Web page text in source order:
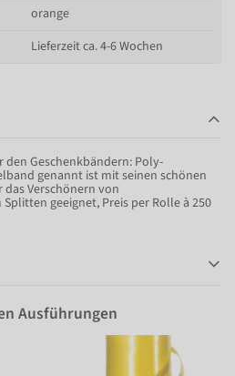
orange
Lieferzeit ca. 4-6 Wochen
Geschenkbändern: Poly-
genannt ist mit seinen schönen
Verschönern von
geeignet, Preis per Rolle à 250
Ausführungen